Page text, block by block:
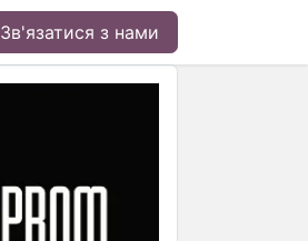
Зв'язатися з нами